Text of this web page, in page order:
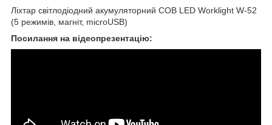
Ліхтар світлодіодний акумуляторний COB LED Worklight W-52
(5 режимів, магніт, microUSB)
Посилання на відеопрезентацію: